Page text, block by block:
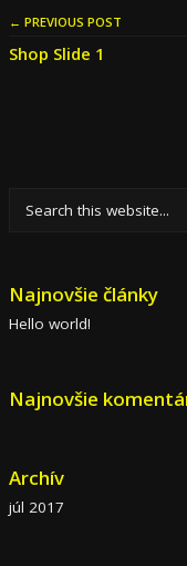
← PREVIOUS POST
Shop Slide 1
Najnovšie články
Hello world!
Najnovšie
Archív
júl 2017